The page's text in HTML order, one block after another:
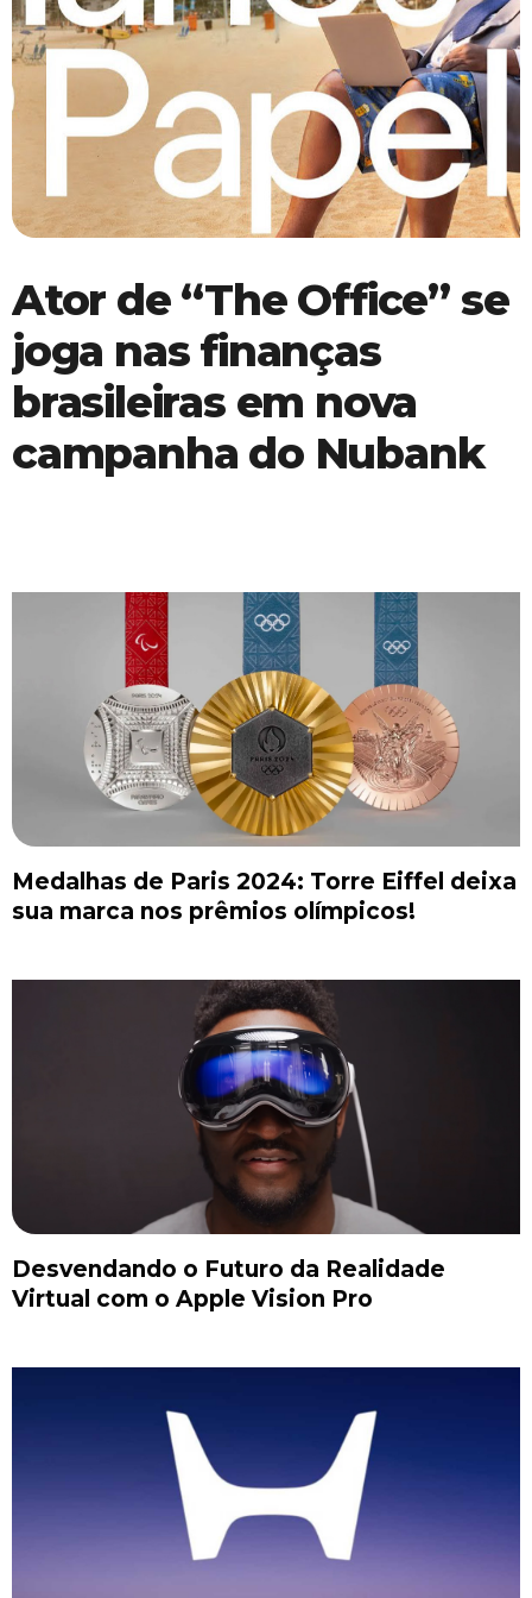
Ator de “The Office” se
joga nas finanças
brasileiras em nova
campanha do Nubank
Medalhas de Paris 2024: Torre Eiffel deixa
sua marca nos prêmios olímpicos!
Desvendando o Futuro da Realidade
Virtual com o Apple Vision Pro